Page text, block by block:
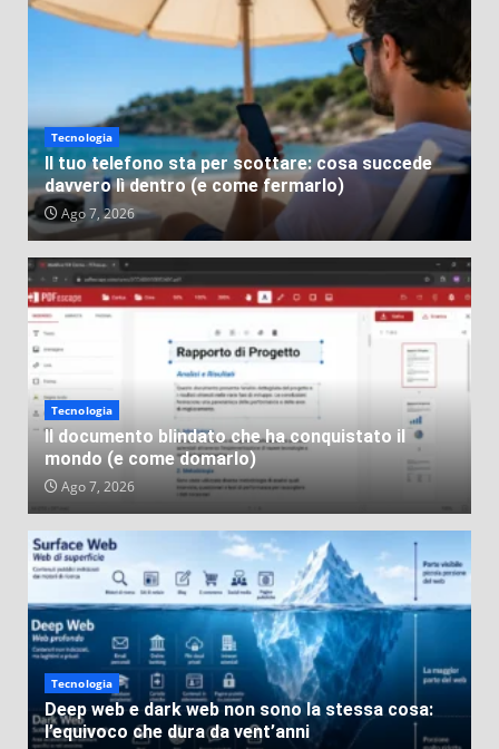
storie più assurde mai successe
Tecnologia
Il tuo telefono sta per scottare: cosa succede
davvero lì dentro (e come fermarlo)
Ago 7, 2026
Tecnologia
Il documento blindato che ha conquistato il
mondo (e come domarlo)
Ago 7, 2026
Tecnologia
Deep web e dark web non sono la stessa cosa:
l’equivoco che dura da vent’anni